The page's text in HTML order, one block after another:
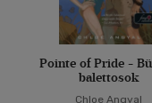
Pointe of Pride -
balettosok
Chloe Angyal